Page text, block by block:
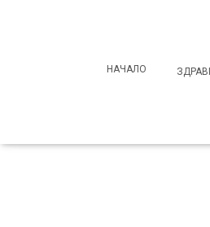
НАЧАЛО